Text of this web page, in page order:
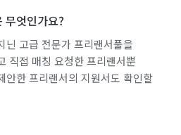
무엇인가요?
닌 고급 전문가 프리랜서풀을
직접 매칭 요청한 프리랜서뿐
안한 프리랜서의 지원서도 확인할